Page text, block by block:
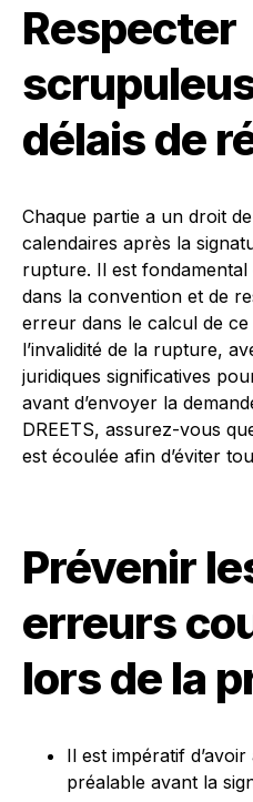
Respecter
délais de
Chaque partie a un droit
calendaires après la
rupture. Il est fondamental
dans la convention et de
erreur dans le calcul de
l’invalidité de la rupture,
juridiques significatives
avant d’envoyer la
DREETS, assurez-vous
est écoulée afin d’éviter
Prévenir
erreurs
lors de la
Il est impératif
préalable avant la